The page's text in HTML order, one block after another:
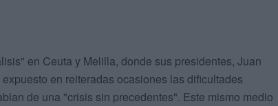
en Ceuta y Melilla, donde sus presidentes, Juan
en reiteradas ocasiones las dificultades
de una "crisis sin precedentes". Este mismo medio